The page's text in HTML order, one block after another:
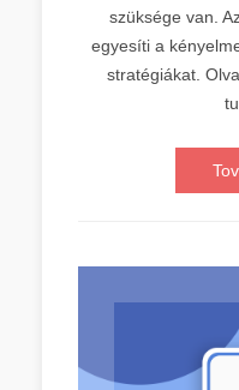
szüksége van.
egyesíti a
stratégiákat.